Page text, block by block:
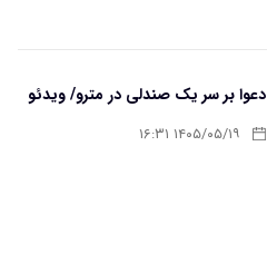
دعوا بر سر یک صندلی در مترو/ ویدئو
۱۴۰۵/۰۵/۱۹ ۱۶:۳۱